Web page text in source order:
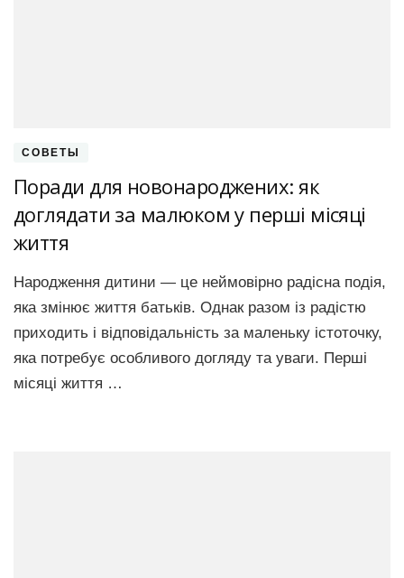
СОВЕТЫ
Поради для новонароджених: як
доглядати за малюком у перші місяці
життя
Народження дитини — це неймовірно радісна подія,
яка змінює життя батьків. Однак разом із радістю
приходить і відповідальність за маленьку істоточку,
яка потребує особливого догляду та уваги. Перші
місяці життя …